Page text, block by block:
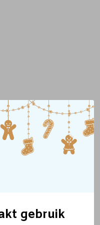
gebruik